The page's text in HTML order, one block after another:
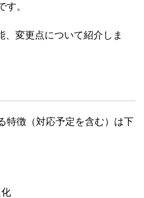
す。
変更点について紹介しま
特徴（対応予定を含む）は下